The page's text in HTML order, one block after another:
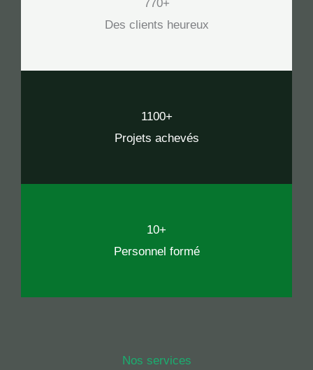
770+
Des clients heureux
1100+
Projets achevés
10+
Personnel formé
Nos services